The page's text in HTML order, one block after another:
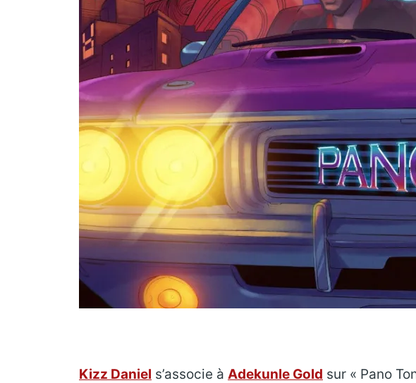
Kizz Daniel s’associe à Adekunle Gold sur « Pano